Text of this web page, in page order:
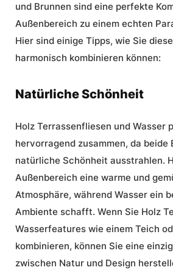
und Brunnen sind eine perfekte
Außenbereich zu einem echten
Hier sind einige Tipps, wie Sie
harmonisch kombinieren können:
Natürliche Schönheit
Holz Terrassenfliesen und Wasser
hervorragend zusammen, da beide
natürliche Schönheit ausstrahlen.
Außenbereich eine warme und
Atmosphäre, während Wasser ein
Ambiente schafft. Wenn Sie Holz
Wasserfeatures wie einem Teich
kombinieren, können Sie eine
zwischen Natur und Design